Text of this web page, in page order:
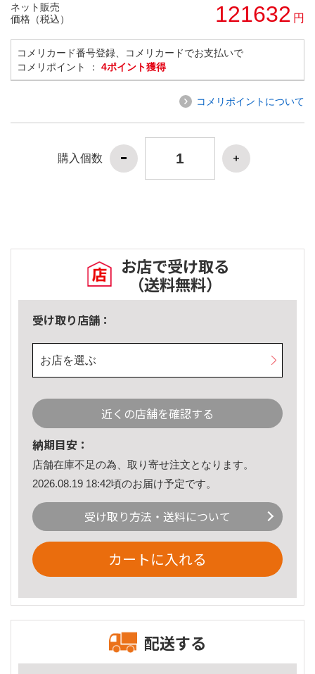
ネット販売
価格（税込）
121632 円
コメリカード番号登録、コメリカードでお支払いで
コメリポイント ： 4ポイント獲得
コメリポイントについて
購入個数
お店で受け取る
（送料無料）
受け取り店舗：
お店を選ぶ
近くの店舗を確認する
納期目安：
店舗在庫不足の為、取り寄せ注文となります。
2026.08.19 18:42頃のお届け予定です。
受け取り方法・送料について
カートに入れる
配送する